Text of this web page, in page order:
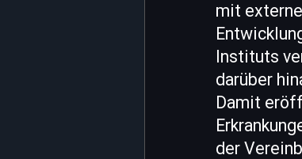
mit
Instituts
darüber
Damit
der